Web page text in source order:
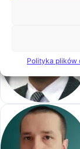
Polityka plików